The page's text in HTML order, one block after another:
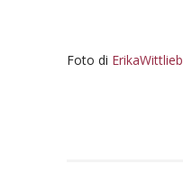
Foto di ErikaWittlieb